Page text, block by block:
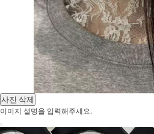
사진 삭제
이미지 설명을 입력해주세요.